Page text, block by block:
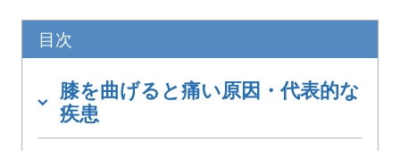
目次
膝を曲げると痛い原因・代表的な
疾患